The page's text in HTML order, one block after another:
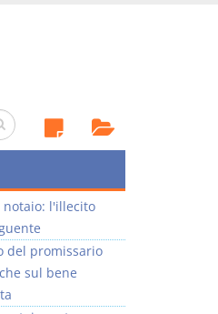
notaio: l'illecito
del promissario
sul bene